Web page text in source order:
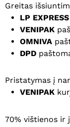
Greitas
LP EXPRESS
VENIPAK
OMNIVA
DPD
Pristatymas į
VENIPAK
70% vištienos ir